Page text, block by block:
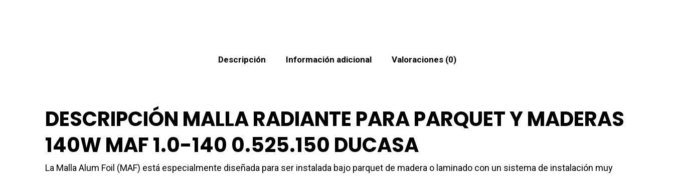
Descripción Información adicional Valoraciones (0)
DESCRIPCIÓN MALLA RADIANTE PARA PARQUET Y MADERAS
140W MAF 1.0-140 0.525.150 DUCASA
La Malla Alum Foil (MAF) está especialmente diseñada para ser instalada bajo parquet de madera o laminado con un sistema de instalación muy